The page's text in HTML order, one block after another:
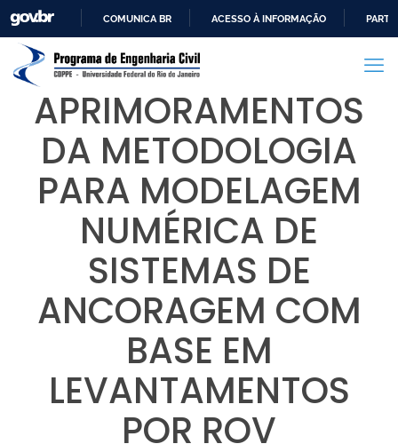
PARA
CONTEÚDO
COMUNICA BR ACESSO À INFORMAÇÃO
APRIMORAMENTOS
DA METODOLOGIA
PARA MODELAGEM
NUMÉRICA DE
SISTEMAS DE
ANCORAGEM COM
BASE EM
LEVANTAMENTOS
POR ROV